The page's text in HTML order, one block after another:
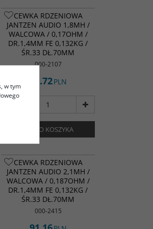
CEWKA RDZENIOWA
JANTZEN AUDIO 1,8MH /
WALCOWA / 0,17OHM /
DR.1,4MM FE 0,132KG /
ŚR.33 DŁ.70MM
000-2107
86.72PLN
DO KOSZYKA
CEWKA RDZENIOWA
JANTZEN AUDIO 2,1MH /
WALCOWA / 0,187OHM /
DR.1,4MM FE 0,132KG /
ŚR.33 DŁ.70MM
000-2415
w tym